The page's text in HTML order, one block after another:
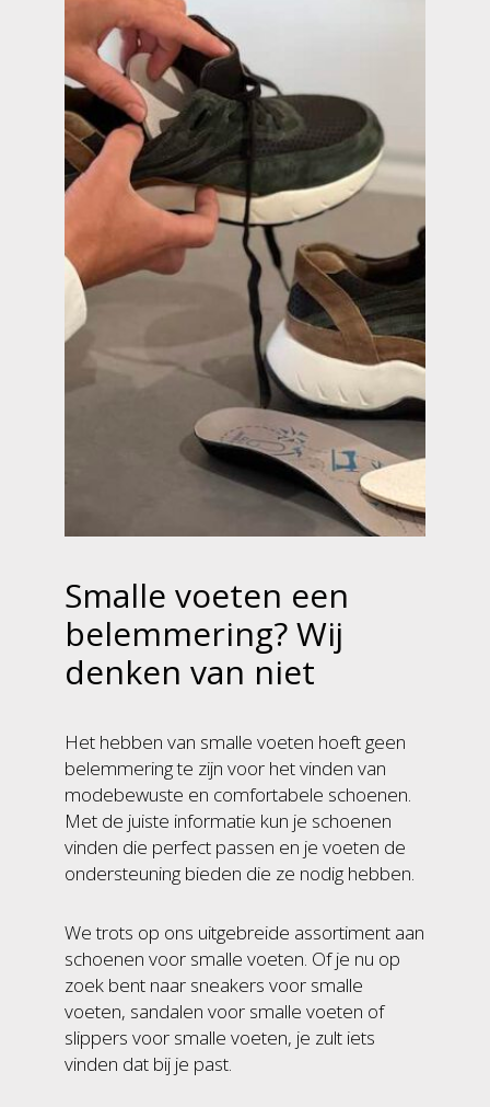
Smalle voeten een
belemmering? Wij
denken van niet
Het hebben van smalle voeten hoeft geen
belemmering te zijn voor het vinden van
modebewuste en comfortabele schoenen.
Met de juiste informatie kun je schoenen
vinden die perfect passen en je voeten de
ondersteuning bieden die ze nodig hebben.
We trots op ons uitgebreide assortiment aan
schoenen voor smalle voeten. Of je nu op
zoek bent naar sneakers voor smalle
voeten, sandalen voor smalle voeten of
slippers voor smalle voeten, je zult iets
vinden dat bij je past.